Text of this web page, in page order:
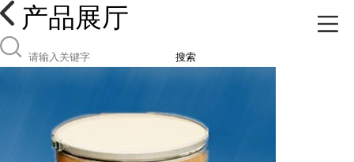
产品展厅
搜索